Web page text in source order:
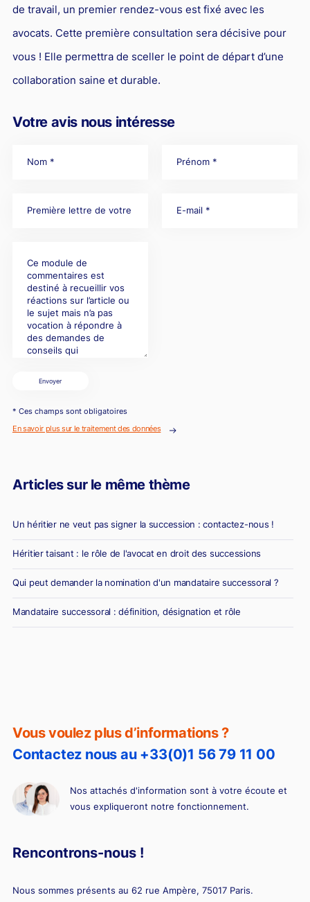
Vous voulez plus d’informations ?
Contactez nous au +33(0)1 56 79 11 00
Nos attachés d'information sont à votre écoute et
vous expliqueront notre fonctionnement.
Rencontrons-nous !
Nous sommes présents au 62 rue Ampère, 75017 Paris.
de travail, un premier rendez-vous est fixé avec les
avocats. Cette première consultation sera décisive pour
vous ! Elle permettra de sceller le point de départ d’une
collaboration saine et durable.
Votre avis nous intéresse
Envoyer
* Ces champs sont obligatoires
En savoir plus sur le traitement des données
Articles sur le même thème
Un héritier ne veut pas signer la succession : contactez-nous !
Héritier taisant : le rôle de l'avocat en droit des successions
Qui peut demander la nomination d'un mandataire successoral ?
Mandataire successoral : définition, désignation et rôle